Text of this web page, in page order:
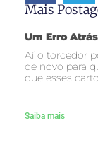
Mais
Um Erro
Aí o torcedor
de novo para
que esses
Saiba mais